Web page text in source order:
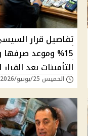
تفاصيل قرار
15% وموعد
التأمينات بعد
الخميس 25/يونيو/2026 - 09:45 ص